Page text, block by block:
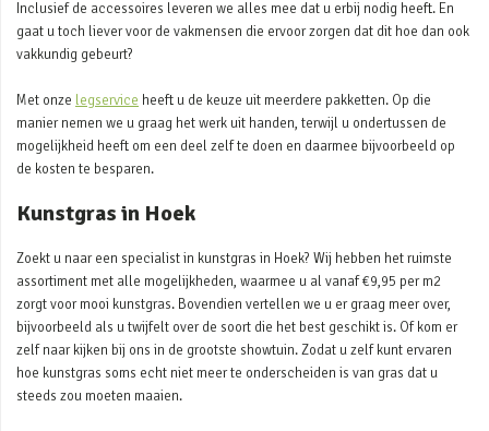
Inclusief de accessoires leveren we alles mee dat u erbij nodig heeft. En
gaat u toch liever voor de vakmensen die ervoor zorgen dat dit hoe dan ook
vakkundig gebeurt?
Met onze legservice heeft u de keuze uit meerdere pakketten. Op die
manier nemen we u graag het werk uit handen, terwijl u ondertussen de
mogelijkheid heeft om een deel zelf te doen en daarmee bijvoorbeeld op
de kosten te besparen.
Kunstgras in Hoek
Zoekt u naar een specialist in kunstgras in Hoek? Wij hebben het ruimste
assortiment met alle mogelijkheden, waarmee u al vanaf €9,95 per m2
zorgt voor mooi kunstgras. Bovendien vertellen we u er graag meer over,
bijvoorbeeld als u twijfelt over de soort die het best geschikt is. Of kom er
zelf naar kijken bij ons in de grootste showtuin. Zodat u zelf kunt ervaren
hoe kunstgras soms echt niet meer te onderscheiden is van gras dat u
steeds zou moeten maaien.